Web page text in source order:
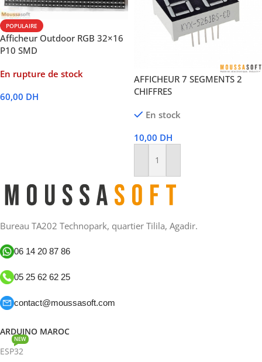
POPULAIRE
Afficheur Outdoor RGB 32×16
P10 SMD
En rupture de stock
60,00 DH
AFFICHEUR 7 SEGMENTS 2
CHIFFRES
En stock
10,00 DH
Ajouter Au Panier
Bureau TA202 Technopark, quartier Tilila, Agadir.
06 14 20 87 86
05 25 62 62 25
contact@moussasoft.com
ARDUINO MAROC
ESP32
NEW